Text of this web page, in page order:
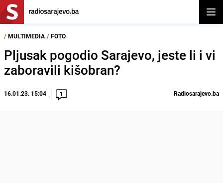
/ MULTIMEDIA / FOTO
Pljusak pogodio Sarajevo, jeste li i vi
zaboravili kišobran?
16.01.23. 15:04 1 Radiosarajevo.ba